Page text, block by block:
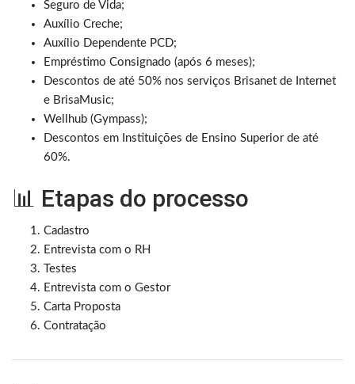
Seguro de Vida;
Auxílio Creche;
Auxílio Dependente PCD;
Empréstimo Consignado (após 6 meses);
Descontos de até 50% nos serviços Brisanet de Internet
e BrisaMusic;
Wellhub (Gympass);
Descontos em Instituições de Ensino Superior de até
60%.
📊 Etapas do processo
Cadastro
Entrevista com o RH
Testes
Entrevista com o Gestor
Carta Proposta
Contratação